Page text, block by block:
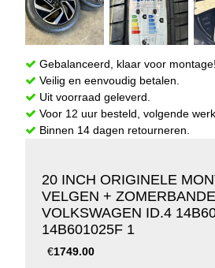
Gebalanceerd, klaar voor montage!
Veilig en eenvoudig betalen.
Uit voorraad geleverd.
Voor 12 uur besteld, volgende
Binnen 14 dagen retourneren.
20 INCH ORIGINELE
VELGEN +
VOLKSWAGEN ID.4
14B601025F 1
€1749.00